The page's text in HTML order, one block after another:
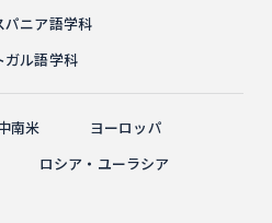
パニア語学科
ガル語学科
南米
ヨーロッパ
ロシア・ユーラシア